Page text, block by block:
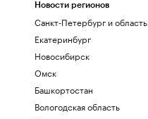
Новости регионов
Санкт-Петербург и область
Екатеринбург
Новосибирск
Омск
Башкортостан
Вологодская область